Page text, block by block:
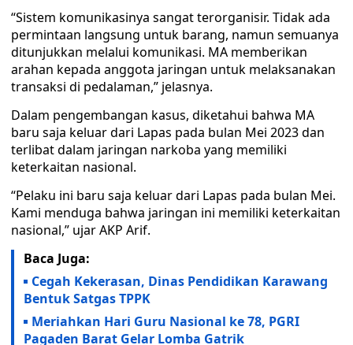
“Sistem komunikasinya sangat terorganisir. Tidak ada
permintaan langsung untuk barang, namun semuanya
ditunjukkan melalui komunikasi. MA memberikan
arahan kepada anggota jaringan untuk melaksanakan
transaksi di pedalaman,” jelasnya.
Dalam pengembangan kasus, diketahui bahwa MA
baru saja keluar dari Lapas pada bulan Mei 2023 dan
terlibat dalam jaringan narkoba yang memiliki
keterkaitan nasional.
“Pelaku ini baru saja keluar dari Lapas pada bulan Mei.
Kami menduga bahwa jaringan ini memiliki keterkaitan
nasional,” ujar AKP Arif.
Baca Juga:
Cegah Kekerasan, Dinas Pendidikan Karawang
Bentuk Satgas TPPK
Meriahkan Hari Guru Nasional ke 78, PGRI
Pagaden Barat Gelar Lomba Gatrik